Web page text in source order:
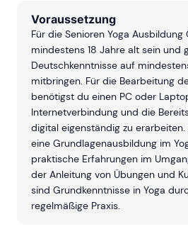
Voraussetzung
Für die Senioren Yoga
mindestens 18 Jahre alt sein und
Deutschkenntnisse auf
mitbringen. Für die Bearbeitung
benötigst du einen PC oder
Internetverbindung und die
digital eigenständig zu
eine Grundlagenausbildung im
praktische Erfahrungen im
der Anleitung von Übungen und
sind Grundkenntnisse in Yoga
regelmäßige Praxis.